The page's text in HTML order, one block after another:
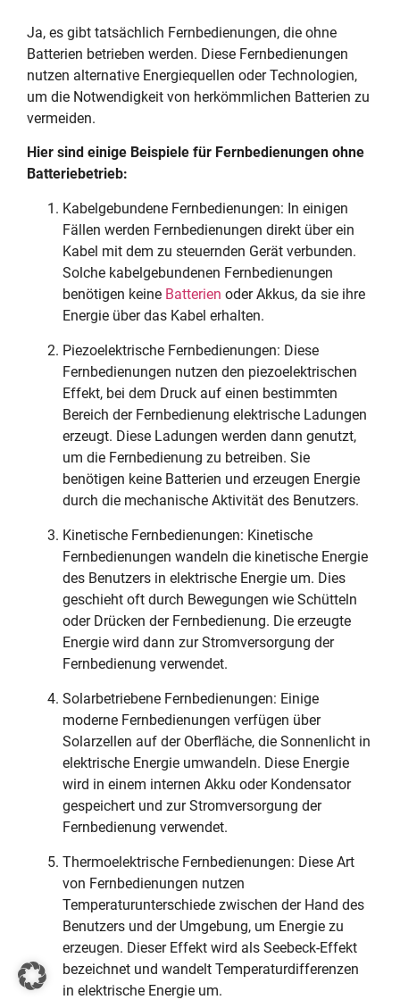
Ja, es gibt tatsächlich Fernbedienungen, die ohne
Batterien betrieben werden. Diese Fernbedienungen
nutzen alternative Energiequellen oder Technologien,
um die Notwendigkeit von herkömmlichen Batterien zu
vermeiden.
Hier sind einige Beispiele für Fernbedienungen ohne
Batteriebetrieb:
Kabelgebundene Fernbedienungen: In einigen
Fällen werden Fernbedienungen direkt über ein
Kabel mit dem zu steuernden Gerät verbunden.
Solche kabelgebundenen Fernbedienungen
benötigen keine Batterien oder Akkus, da sie ihre
Energie über das Kabel erhalten.
Piezoelektrische Fernbedienungen: Diese
Fernbedienungen nutzen den piezoelektrischen
Effekt, bei dem Druck auf einen bestimmten
Bereich der Fernbedienung elektrische Ladungen
erzeugt. Diese Ladungen werden dann genutzt,
um die Fernbedienung zu betreiben. Sie
benötigen keine Batterien und erzeugen Energie
durch die mechanische Aktivität des Benutzers.
Kinetische Fernbedienungen: Kinetische
Fernbedienungen wandeln die kinetische Energie
des Benutzers in elektrische Energie um. Dies
geschieht oft durch Bewegungen wie Schütteln
oder Drücken der Fernbedienung. Die erzeugte
Energie wird dann zur Stromversorgung der
Fernbedienung verwendet.
Solarbetriebene Fernbedienungen: Einige
moderne Fernbedienungen verfügen über
Solarzellen auf der Oberfläche, die Sonnenlicht in
elektrische Energie umwandeln. Diese Energie
wird in einem internen Akku oder Kondensator
gespeichert und zur Stromversorgung der
Fernbedienung verwendet.
Thermoelektrische Fernbedienungen: Diese Art
von Fernbedienungen nutzen
Temperaturunterschiede zwischen der Hand des
Benutzers und der Umgebung, um Energie zu
erzeugen. Dieser Effekt wird als Seebeck-Effekt
bezeichnet und wandelt Temperaturdifferenzen
in elektrische Energie um.